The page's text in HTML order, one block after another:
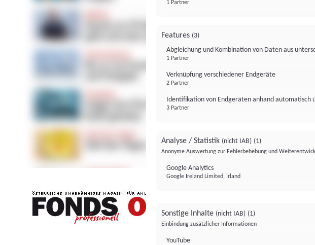
1 Partner
Features (3)
Abgleichung und Kombination von Daten aus
1 Partner
Verknüpfung verschiedener Endgeräte
2 Partner
Identifikation von Endgeräten anhand
3 Partner
Analyse / Statistik (nicht IAB) (1)
Anonyme Auswertung zur Fehlerbehebung und
Google Analytics
Google Ireland Limited, Irland
Sonstige Inhalte (nicht IAB) (1)
Einbindung zusätzlicher Informationen
YouTube